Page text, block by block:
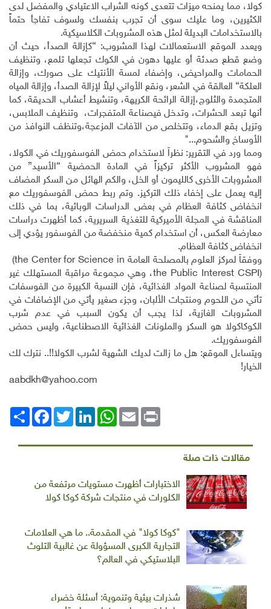
كولا، مما يمنحه ميزات تتعدى كونه الشراب الاعتيادي والمفضل لدى
الكثيرين، وما عليك سوى أن تجرب بنفسك ولسوف تفاجأ حتماً
بالاستخدامات البديلة لمثل هذه المشروبات الكلاسيكية.
ويعدد الموقع الاستعمالات لهذا المشروب: “كإزالة الصدأ، حيث أن
وضع قطع صدئة أو عليها دهون في الكوك تجعلها تلمع، وتنظيف
الحمامات والمراحيض، وإضفاء لمسة الأنتيك على صورك، وإزالة
العلكة“ العالقة في الشعر، ونقع الأواني ليلاً لإزالة الصدأ، وإزالة المياه
المتجمدة والثلوج،إزالة الرائحة الكريهة، وتنشيط أعشاب الحديقة، كما
أنها تبعد الحشرات، وتدخل فيصناعة المتفجرات، وتنظيف الملابس،
وتزيل بقع الدماء، وتتخلص من الآفات المزعجة،وتنظف النوافذ من
الأوساخ والشحوم..."
ومما ورد في التقرير: نظراً لاستخدام حمض الفوسفوريك في الكولا،
فهو المشروب الأكثر تركيزاً في المادة الحمضية “الأسيد” من
المشروبات الأخرى كالليمون أو الخل، والكم الهائل من السكر المضاف
إليه يعمل على إخفاء ذلك التركيز. وتم ربط حمض الفوسفوريك مع
انخفاض كثافة العظام في بعض الدراسات الوبائية، بما في ذلك
المناقشة في المجلة الأميركية للتغذية السريرية، كما أظهرت دراسات
معارضة العكس، أن استخدام كمية منخفضة من الفوسفور يؤدي إلى
انخفاض كثافة العظام.
ووفقاً لمركز العلوم بالمصلحة العامة (the Center for Science in
the Public Interest CSPI)، وهي مجموعة مراقبة المستهلك غير
المنتسبة لصناعة المواد الغذائية، فإن النسبة الكبيرة من الفوسفات
تأتي من اللحوم ومنتجات الألبان، وجزء صغير يأتي من الإضافات في
المشروبات الغازية، لذا يجب أن يكون السبب في عدم شرب
الكوكاكولا هو السكر والملونات الغذائية الاصطناعية، وليس حمض
الفوسفوريك.
ويتساءل الموقع: هل ما زالت لديك الشهية لشرب الكولا!!.. نترك لك
الخيار!
aabdkh@yahoo.com
انشر
FacebookTwitterLinkedIn
WhatsAppEmail Print
مقالات ذات صلة
الاختبارات أظهرت مستويات مرتفعة من
الكلورات في منتجات شركة كوكا كولا
"كوكا كولا" في المقدمة.. ما هي العلامات
التجارية الكبرى المسؤولة عن غالبية التلوث
البلاستيكي في العالم؟
شذرات بيئية وتنموية: أسئلة خضراء